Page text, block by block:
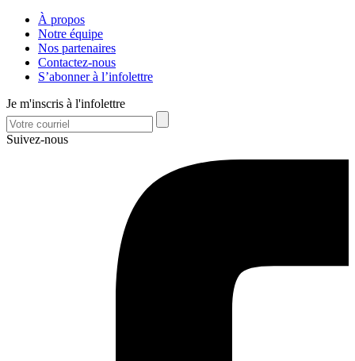
À propos
Notre équipe
Nos partenaires
Contactez-nous
S’abonner à l’infolettre
Je m'inscris à l'infolettre
Suivez-nous